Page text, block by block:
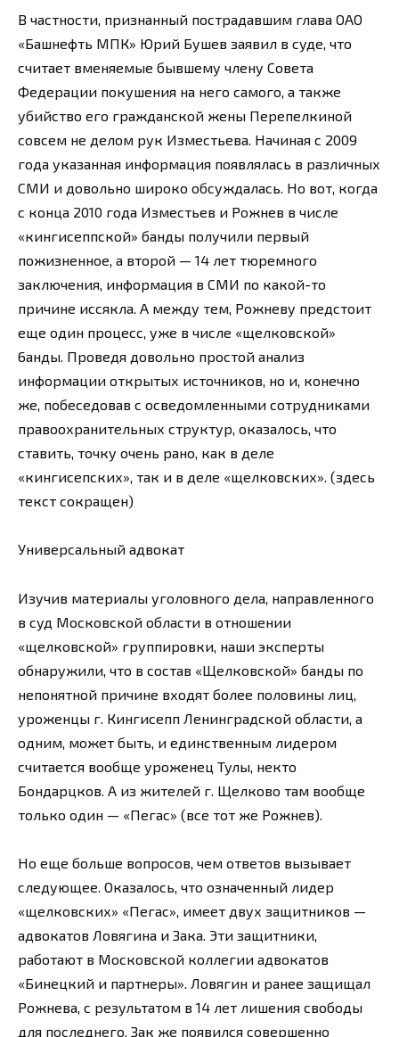
В частности, признанный пострадавшим глава ОАО
«Башнефть МПК» Юрий Бушев заявил в суде, что
считает вменяемые бывшему члену Совета
Федерации покушения на него самого, а также
убийство его гражданской жены Перепелкиной
совсем не делом рук Изместьева. Начиная с 2009
года указанная информация появлялась в различных
СМИ и довольно широко обсуждалась. Но вот, когда
с конца 2010 года Изместьев и Рожнев в числе
«кингисеппской» банды получили первый
пожизненное, а второй — 14 лет тюремного
заключения, информация в СМИ по какой-то
причине иссякла. А между тем, Рожневу предстоит
еще один процесс, уже в числе «щелковской»
6анды. Проведя довольно простой анализ
информации открытых источников, но и, конечно
же, побеседовав с осведомленными сотрудниками
правоохранительных структур, оказалось, что
ставить, точку очень рано, как в деле
«кингисепских», так и в деле «щелковских». (здесь
текст сокращен)
Универсальный адвокат
Изучив материалы уголовного дела, направленного
в суд Московской области в отношении
«щелковской» группировки, наши эксперты
обнаружили, что в состав «Щелковской» банды по
непонятной причине входят более половины лиц,
уроженцы г. Кингисепп Ленинградской области, а
одним, может быть, и единственным лидером
считается вообще уроженец Тулы, некто
Бондарцков. А из жителей г. Щелково там вообще
только один — «Пегас» (все тот же Рожнев).
Но еще больше вопросов, чем ответов вызывает
следующее. Оказалось, что означенный лидер
«щелковских» «Пегас», имеет двух защитников —
адвокатов Ловягина и Зака. Эти защитники,
работают в Московской коллегии адвокатов
«Бинецкий и партнеры». Ловягин и ранее защищал
Рожнева, с результатом в 14 лет лишения свободы
для последнего. Зак же появился совершенно